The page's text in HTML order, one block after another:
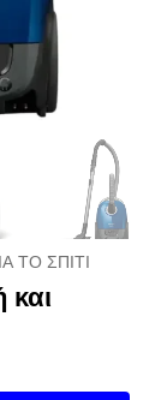
ΤΟ ΣΠΊΤΙ